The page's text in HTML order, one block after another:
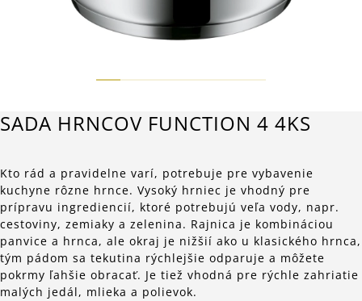
SADA HRNCOV FUNCTION 4 4KS
Kto rád a pravidelne varí, potrebuje pre vybavenie
kuchyne rôzne hrnce. Vysoký hrniec je vhodný pre
prípravu ingrediencií, ktoré potrebujú veľa vody, napr.
cestoviny, zemiaky a zelenina. Rajnica je kombináciou
panvice a hrnca, ale okraj je nižšií ako u klasického hrnca,
tým pádom sa tekutina rýchlejšie odparuje a môžete
pokrmy ľahšie obracať. Je tiež vhodná pre rýchle zahriatie
malých jedál, mlieka a polievok.